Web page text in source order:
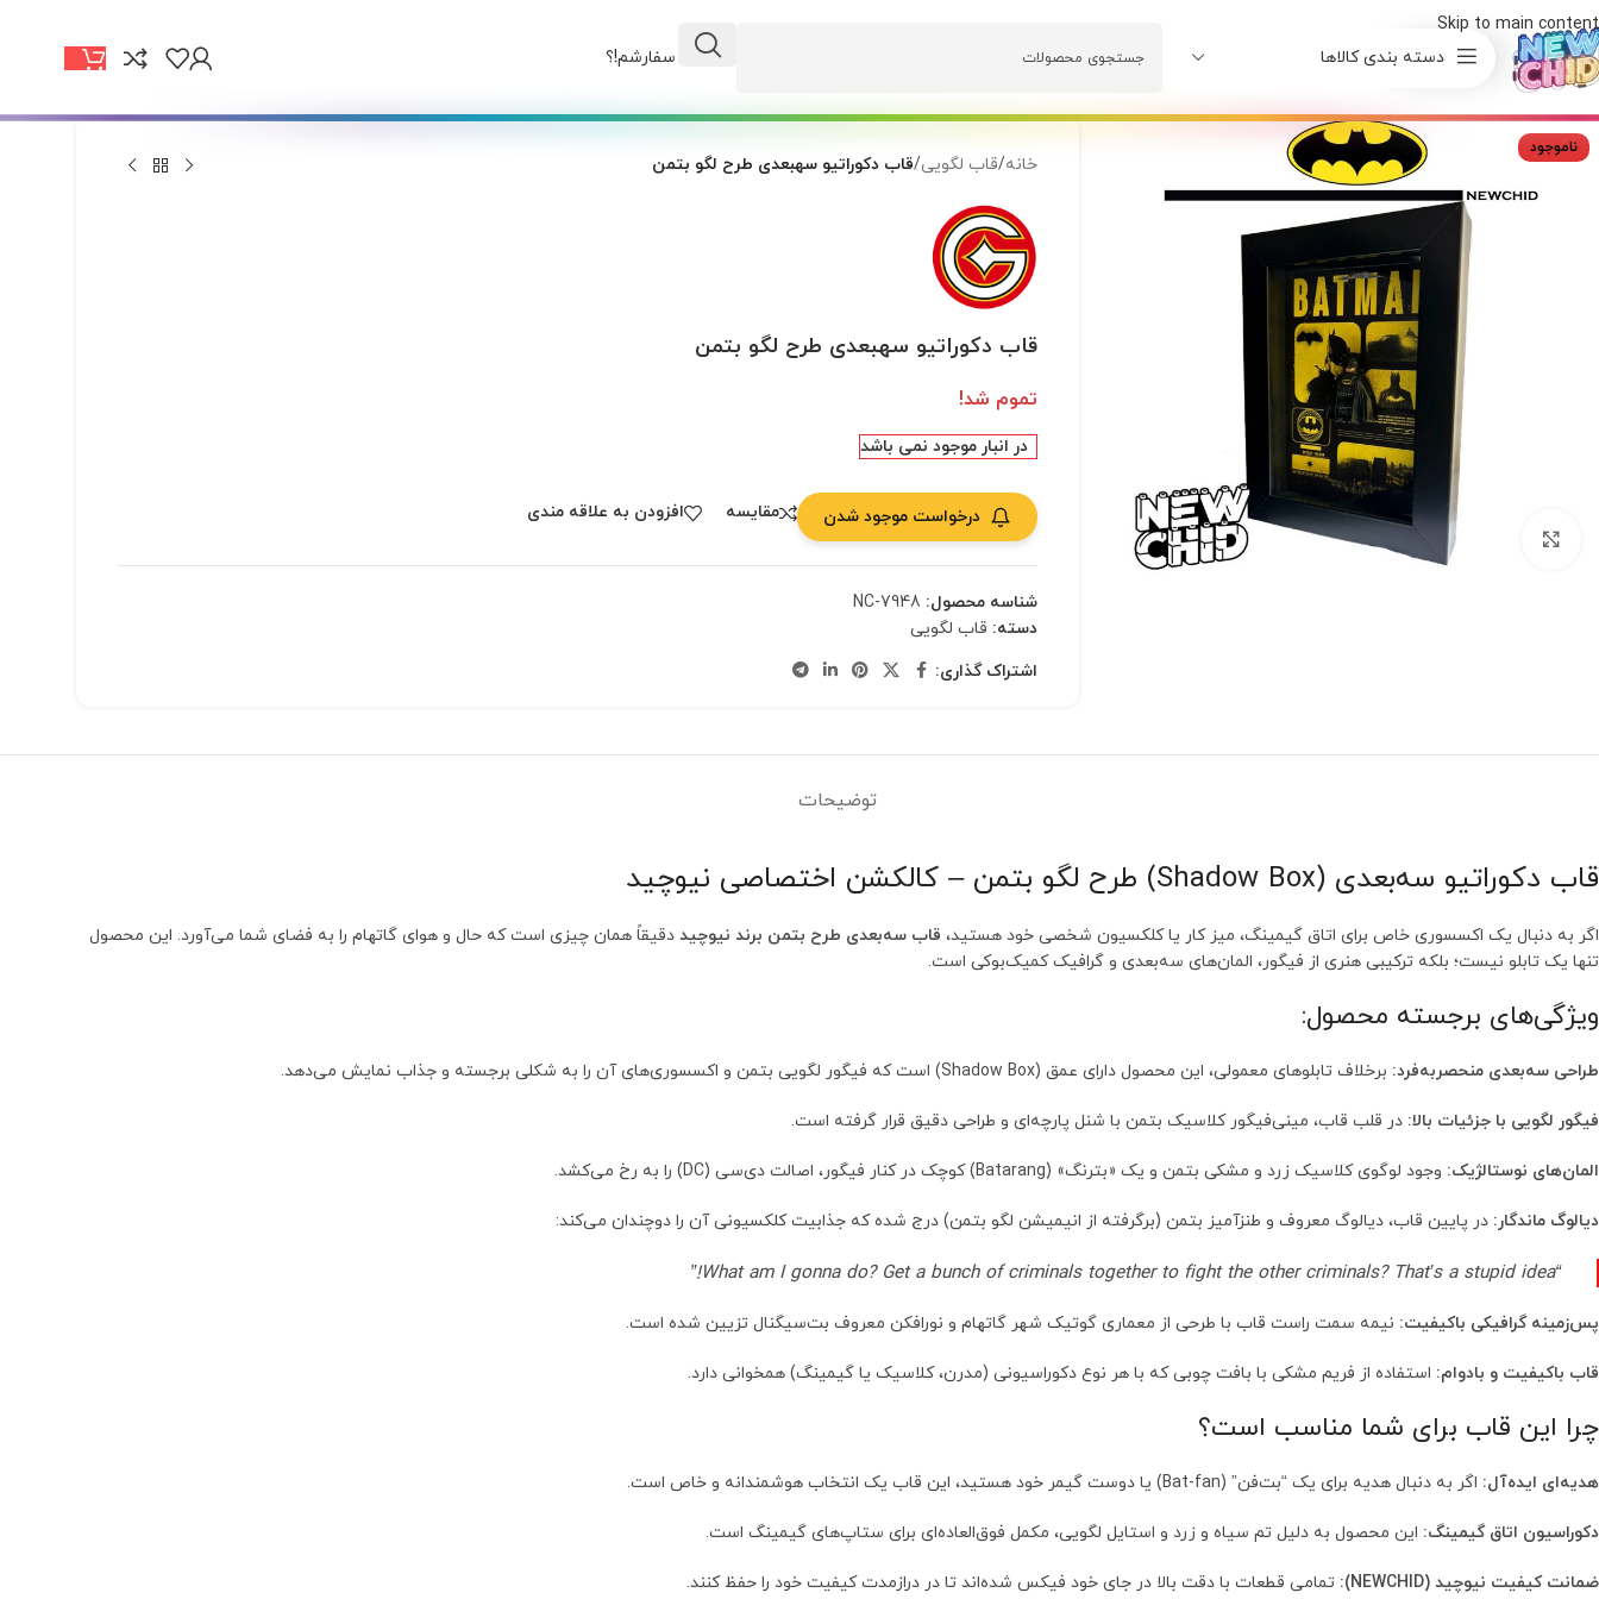
Skip to main content
دسته بندی کالاها
وضعیت سفارشم!؟
ناموجود
بزرگنمایی تصویر
خانه/قاب لگویی/قاب دکوراتیو سهبعدی طرح لگو بتمن
قاب دکوراتیو سهبعدی طرح لگو بتمن
تموم شد!
در انبار موجود نمی باشد
درخواست موجود شدن مقایسه افزودن به علاقه مندی
شناسه محصول: NC-7948
دسته: قاب لگویی
اشتراک گذاری:
توضیحات
قاب دکوراتیو سه‌بعدی (Shadow Box) طرح لگو بتمن – کالکشن اختصاصی نیوچید
اگر به دنبال یک اکسسوری خاص برای اتاق گیمینگ، میز کار یا کلکسیون شخصی خود هستید، قاب سه‌بعدی طرح بتمن برند نیوچید دقیقاً همان چیزی است که حال و هوای گاتهام را به فضای شما می‌آورد. این محصول
تنها یک تابلو نیست؛ بلکه ترکیبی هنری از فیگور، المان‌های سه‌بعدی و گرافیک کمیک‌بوکی است.
ویژگی‌های برجسته محصول:
طراحی سه‌بعدی منحصر‌به‌فرد: برخلاف تابلوهای معمولی، این محصول دارای عمق (Shadow Box) است که فیگور لگویی بتمن و اکسسوری‌های آن را به شکلی برجسته و جذاب نمایش می‌دهد.
فیگور لگویی با جزئیات بالا: در قلب قاب، مینی‌فیگور کلاسیک بتمن با شنل پارچه‌ای و طراحی دقیق قرار گرفته است.
المان‌های نوستالژیک: وجود لوگوی کلاسیک زرد و مشکی بتمن و یک «بترنگ» (Batarang) کوچک در کنار فیگور، اصالت دی‌سی (DC) را به رخ می‌کشد.
دیالوگ ماندگار: در پایین قاب، دیالوگ معروف و طنزآمیز بتمن (برگرفته از انیمیشن لگو بتمن) درج شده که جذابیت کلکسیونی آن را دوچندان می‌کند:
“What am I gonna do? Get a bunch of criminals together to fight the other criminals? That’s a stupid idea!”
پس‌زمینه گرافیکی باکیفیت: نیمه سمت راست قاب با طرحی از معماری گوتیک شهر گاتهام و نورافکن معروف بت‌سیگنال تزیین شده است.
قاب باکیفیت و بادوام: استفاده از فریم مشکی با بافت چوبی که با هر نوع دکوراسیونی (مدرن، کلاسیک یا گیمینگ) همخوانی دارد.
چرا این قاب برای شما مناسب است؟
هدیه‌ای ایده‌آل: اگر به دنبال هدیه برای یک “بت‌فن” (Bat-fan) یا دوست گیمر خود هستید، این قاب یک انتخاب هوشمندانه و خاص است.
دکوراسیون اتاق گیمینگ: این محصول به دلیل تم سیاه و زرد و استایل لگویی، مکمل فوق‌العاده‌ای برای ستاپ‌های گیمینگ است.
ضمانت کیفیت نیوچید (NEWCHID): تمامی قطعات با دقت بالا در جای خود فیکس شده‌اند تا در درازمدت کیفیت خود را حفظ کنند.